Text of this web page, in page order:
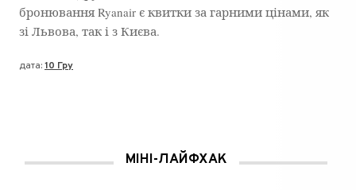
бронювання Ryanair є квитки за гарними цінами, як
зі Львова, так і з Києва.
дата:10 Гру
МІНІ-ЛАЙФХАК